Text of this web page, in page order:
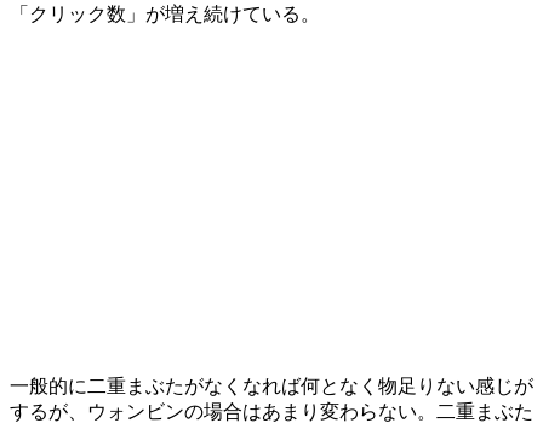
「クリック数」が増え続けている。
一般的に二重まぶたがなくなれば何となく物足りない感じが
するが、ウォンビンの場合はあまり変わらない。二重まぶた